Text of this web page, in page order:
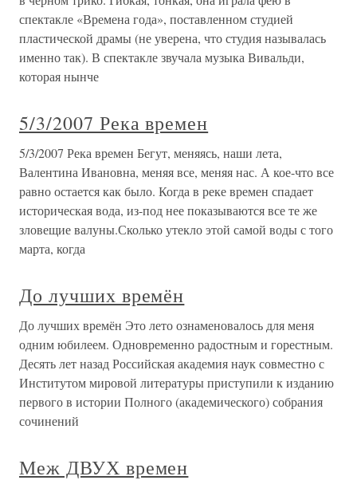
спектакле «Времена года», поставленном студией
пластической драмы (не уверена, что студия называлась
именно так). В спектакле звучала музыка Вивальди,
которая нынче
5/3/2007 Река времен
5/3/2007 Река времен Бегут, меняясь, наши лета,
Валентина Ивановна, меняя все, меняя нас. А кое-что все
равно остается как было. Когда в реке времен спадает
историческая вода, из-под нее показываются все те же
зловещие валуны.Сколько утекло этой самой воды с того
марта, когда
До лучших времён
До лучших времён Это лето ознаменовалось для меня
одним юбилеем. Одновременно радостным и горестным.
Десять лет назад Российская академия наук совместно с
Институтом мировой литературы приступили к изданию
первого в истории Полного (академического) собрания
сочинений
Меж ДВУХ времен